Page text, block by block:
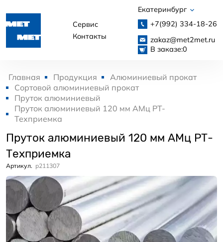
Сервис
Контакты
Екатеринбург
+7(992) 334-18-26
zakaz@met2met.ru
В заказе:0
Главная Продукция
Алюминиевый прокат
Сортовой алюминиевый прокат
Пруток алюминиевый
Пруток алюминиевый 120 мм АМц РТ-
Техприемка
Пруток алюминиевый 120 мм АМц РТ-
Техприемка
Артикул. p211307